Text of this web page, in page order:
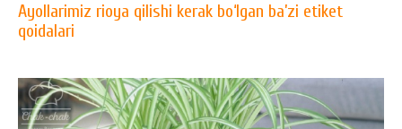
Ayollarimiz rioya qilishi kerak bo‘lgan ba’zi etiket
qoidalari